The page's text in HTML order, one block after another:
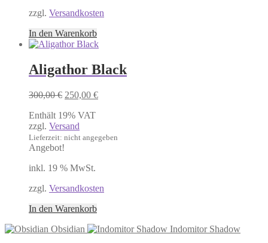
zzgl. Versandkosten
In den Warenkorb
Aligathor Black
300,00€ Ursprünglicher
war:
300,00 €
250,00 €Aktueller
Enthält 19% VAT
zzgl. Versand
Lieferzeit: nicht angegeben
Angebot!
inkl. 19 % MwSt.
zzgl. Versandkosten
In den Warenkorb
Obsidian
Indomitor Shadow